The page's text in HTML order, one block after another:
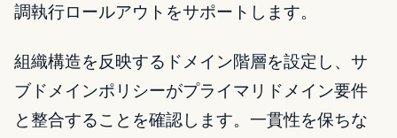
調執行ロールアウトをサポートします。
組織構造を反映するドメイン階層を設定し、サ
ブドメインポリシーがプライマリドメイン要件
と整合することを確認します。一貫性を保ちな